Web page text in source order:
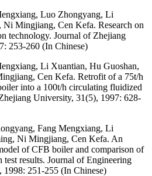
Luo Zhongyang, Li
Mingjiang, Cen Kefa. Research on
technology. Journal of Zhejiang
253-260 (In Chinese)
Li Xuantian, Hu Guoshan,
Cen Kefa. Retrofit of a 75t/h
into a 100t/h circulating fluidized
University, 31(5), 1997: 628-
Fang Mengxiang, Li
Ni Mingjiang, Cen Kefa. An
of CFB boiler and comparison of
results. Journal of Engineering
1998: 251-255 (In Chinese)